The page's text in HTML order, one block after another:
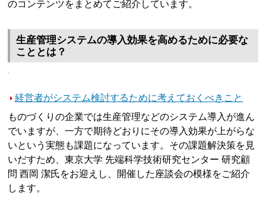
のコンテンツをまとめてご紹介しています。
生産管理システムの導入効果を高めるために必要な
こととは？
経営者がシステム検討するために考えておくべきこと
ものづくりの企業では生産管理などのシステム導入が進ん
でいますが、一方で期待どおりにその導入効果が上がらな
いという実態も課題になっています。その課題解決策を見
いだすため、東京大学 先端科学技術研究センター 研究顧
問 西岡 潔氏をお迎えし、開催した座談会の模様をご紹介
します。